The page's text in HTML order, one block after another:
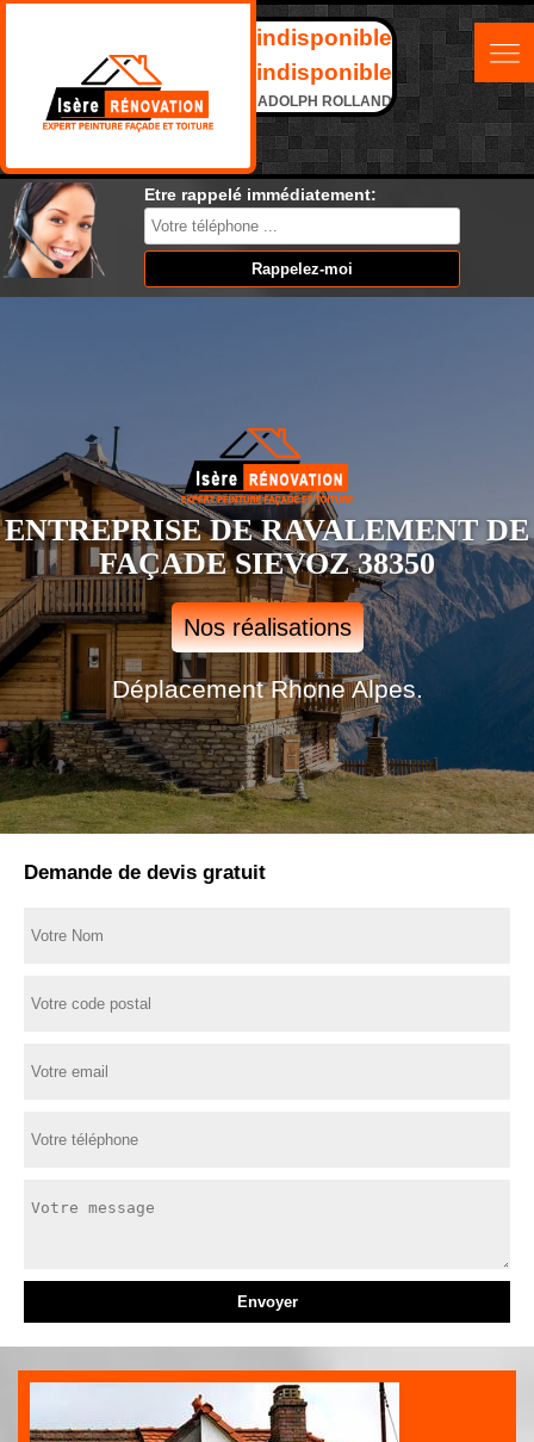
indisponible
indisponible
ADOLPH ROLLAND
Etre rappelé immédiatement:
ENTREPRISE DE RAVALEMENT DE
FAÇADE SIEVOZ 38350
Nos réalisations
Déplacement Rhone Alpes.
Demande de devis gratuit